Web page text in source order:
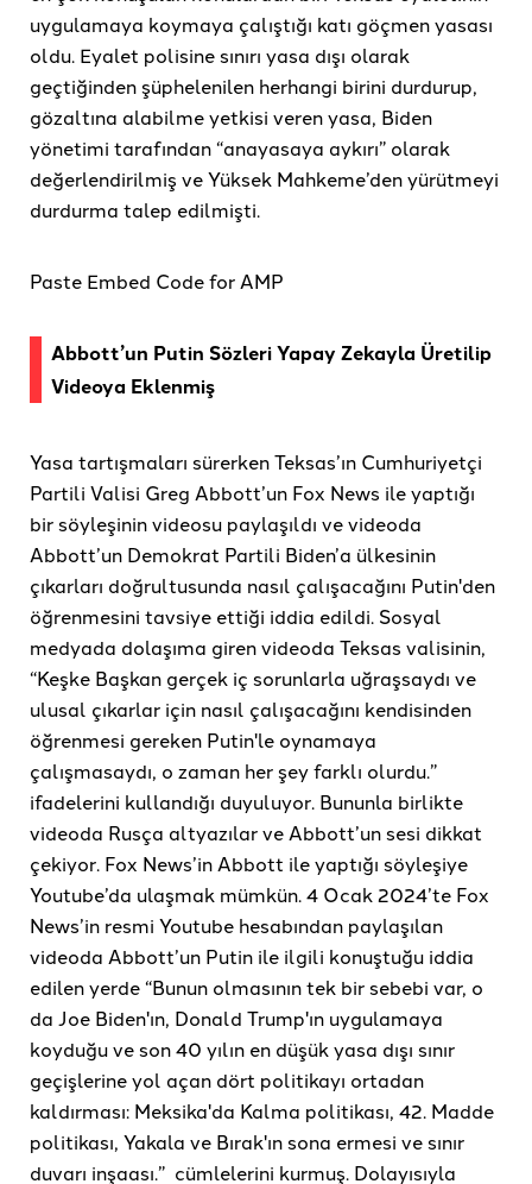
uygulamaya koymaya çalıştığı katı göçmen yasası
oldu. Eyalet polisine sınırı yasa dışı olarak
geçtiğinden şüphelenilen herhangi birini durdurup,
gözaltına alabilme yetkisi veren yasa, Biden
yönetimi tarafından “anayasaya aykırı” olarak
değerlendirilmiş ve Yüksek Mahkeme’den yürütmeyi
durdurma talep edilmişti.
Paste Embed Code for AMP
Abbott’un Putin Sözleri Yapay Zekayla Üretilip
Videoya Eklenmiş
Yasa tartışmaları sürerken Teksas’ın Cumhuriyetçi
Partili Valisi Greg Abbott’un Fox News ile yaptığı
bir söyleşinin videosu paylaşıldı ve videoda
Abbott’un Demokrat Partili Biden’a ülkesinin
çıkarları doğrultusunda nasıl çalışacağını Putin'den
öğrenmesini tavsiye ettiği iddia edildi. Sosyal
medyada dolaşıma giren videoda Teksas valisinin,
“Keşke Başkan gerçek iç sorunlarla uğraşsaydı ve
ulusal çıkarlar için nasıl çalışacağını kendisinden
öğrenmesi gereken Putin'le oynamaya
çalışmasaydı, o zaman her şey farklı olurdu.”
ifadelerini kullandığı duyuluyor. Bununla birlikte
videoda Rusça altyazılar ve Abbott’un sesi dikkat
çekiyor. Fox News’in Abbott ile yaptığı söyleşiye
Youtube’da ulaşmak mümkün. 4 Ocak 2024’te Fox
News’in resmi Youtube hesabından paylaşılan
videoda Abbott’un Putin ile ilgili konuştuğu iddia
edilen yerde “Bunun olmasının tek bir sebebi var, o
da Joe Biden'ın, Donald Trump'ın uygulamaya
koyduğu ve son 40 yılın en düşük yasa dışı sınır
geçişlerine yol açan dört politikayı ortadan
kaldırması: Meksika'da Kalma politikası, 42. Madde
politikası, Yakala ve Bırak'ın sona ermesi ve sınır
duvarı inşaası.” cümlelerini kurmuş. Dolayısıyla